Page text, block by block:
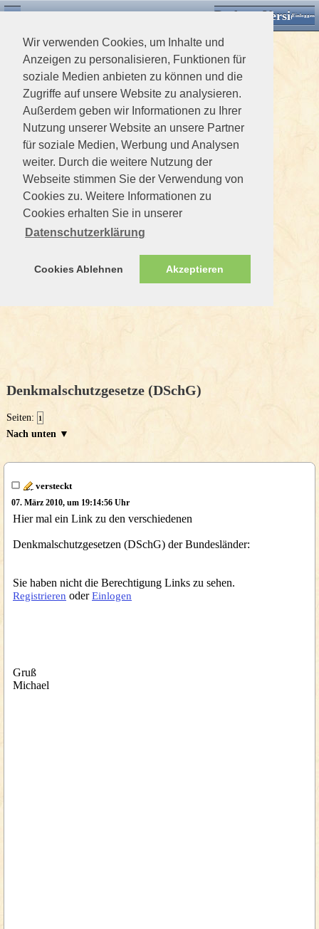
Wir verwenden Cookies, um Inhalte und
Anzeigen zu personalisieren, Funktionen für
soziale Medien anbieten zu können und die
Zugriffe auf unsere Website zu analysieren.
Außerdem geben wir Informationen zu Ihrer
Nutzung unserer Website an unsere Partner
für soziale Medien, Werbung und Analysen
weiter. Durch die weitere Nutzung der
Webseite stimmen Sie der Verwendung von
Cookies zu. Weitere Informationen zu
Cookies erhalten Sie in unserer
Datenschutzerklärung
Cookies Ablehnen Akzeptieren
Desktop VersionEinloggen
Denkmalschutzgesetze (DSchG)
Seiten: 1
Nach unten ▼
versteckt
07. März 2010, um 19:14:56 Uhr
Hier mal ein Link zu den verschiedenen
Denkmalschutzgesetzen (DSchG) der Bundesländer:
Sie haben nicht die Berechtigung Links zu sehen.
Registrieren oderEinlogen
Gruß
Michael